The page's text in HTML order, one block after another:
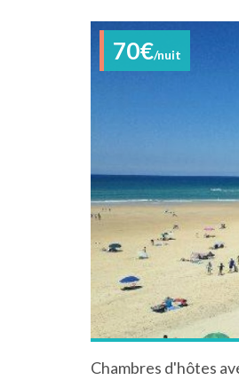
70€/nuit
Chambres d'hôtes